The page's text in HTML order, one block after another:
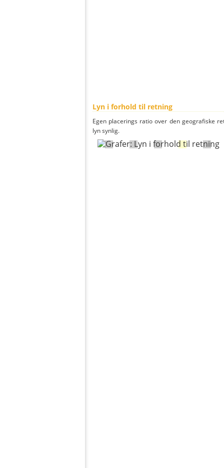
Lyn i forhold til retning
Egen placerings ratio over den geografiske
lyn synlig.